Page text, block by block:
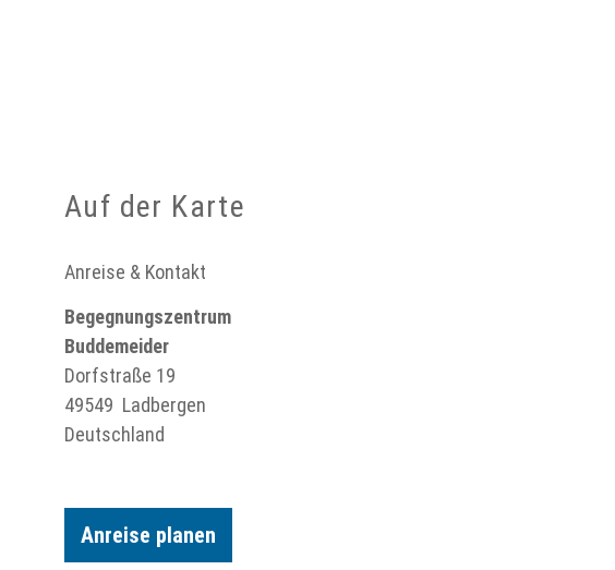
Auf der Karte
Anreise & Kontakt
Begegnungszentrum
Buddemeider
Dorfstraße 19
49549 Ladbergen
Deutschland
Anreise planen